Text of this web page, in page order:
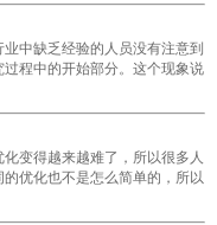
中缺乏经验的人员没有注意到
程中的开始部分。这个现象说
变得越来越难了，所以很多人
优化也不是怎么简单的，所以